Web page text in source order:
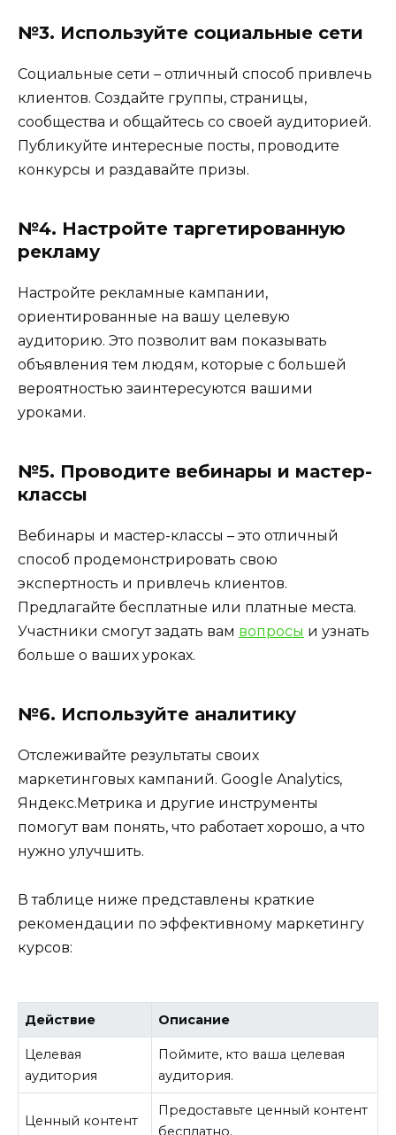
№3. Используйте социальные сети
Социальные сети – отличный способ привлечь
клиентов. Создайте группы, страницы,
сообщества и общайтесь со своей аудиторией.
Публикуйте интересные посты, проводите
конкурсы и раздавайте призы.
№4. Настройте таргетированную
рекламу
Настройте рекламные кампании,
ориентированные на вашу целевую
аудиторию. Это позволит вам показывать
объявления тем людям, которые с большей
вероятностью заинтересуются вашими
уроками.
№5. Проводите вебинары и мастер-
классы
Вебинары и мастер-классы – это отличный
способ продемонстрировать свою
экспертность и привлечь клиентов.
Предлагайте бесплатные или платные места.
Участники смогут задать вам вопросы и узнать
больше о ваших уроках.
№6. Используйте аналитику
Отслеживайте результаты своих
маркетинговых кампаний. Google Analytics,
Яндекс.Метрика и другие инструменты
помогут вам понять, что работает хорошо, а что
нужно улучшить.
В таблице ниже представлены краткие
рекомендации по эффективному маркетингу
курсов:
Действие Описание
Целевая
аудитория
Поймите, кто ваша целевая
аудитория.
Ценный контент
Предоставьте ценный контент